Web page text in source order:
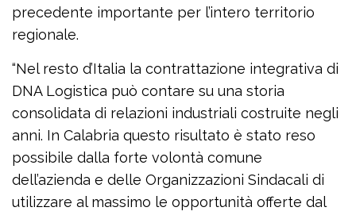
precedente importante per l’intero territorio
regionale.
“Nel resto d’Italia la contrattazione integrativa di
DNA Logistica può contare su una storia
consolidata di relazioni industriali costruite negli
anni. In Calabria questo risultato è stato reso
possibile dalla forte volontà comune
dell’azienda e delle Organizzazioni Sindacali di
utilizzare al massimo le opportunità offerte dal